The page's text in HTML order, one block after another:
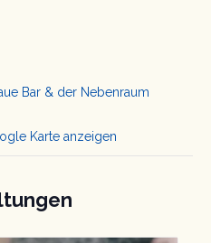
Bar & der Nebenraum
Karte anzeigen